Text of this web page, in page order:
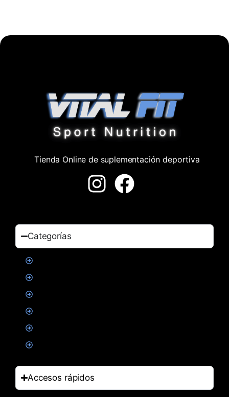
Tienda Online de suplementación deportiva
Categorías
Accesos rápidos